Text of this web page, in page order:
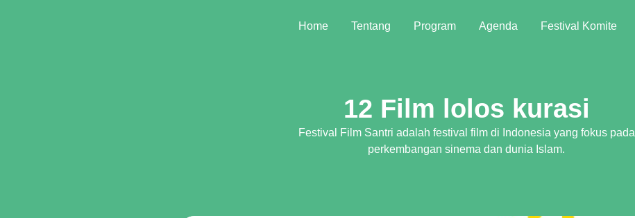
Home Tentang Program Agenda Festival Komite
12 Film lolos kurasi
Festival Film Santri adalah festival film di Indonesia yang fokus pada
perkembangan sinema dan dunia Islam.